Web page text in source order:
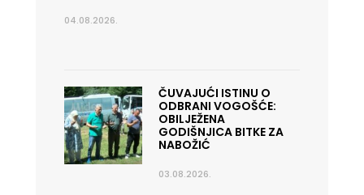
04.08.2026.
ČUVAJUĆI ISTINU O
ODBRANI VOGOŠĆE:
OBILJEŽENA
GODIŠNJICA BITKE ZA
NABOŽIĆ
03.08.2026.